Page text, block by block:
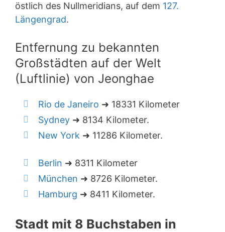
östlich des Nullmeridians, auf dem 127.
Längengrad.
Entfernung zu bekannten
Großstädten auf der Welt
(Luftlinie) von Jeonghae
Rio de Janeiro ➜ 18331 Kilometer
Sydney ➜ 8134 Kilometer.
New York ➜ 11286 Kilometer.
Berlin ➜ 8311 Kilometer
München ➜ 8726 Kilometer.
Hamburg ➜ 8411 Kilometer.
Stadt mit 8 Buchstaben in